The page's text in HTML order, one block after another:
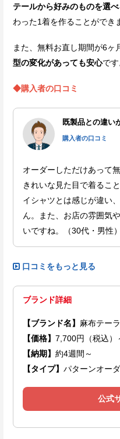
テールから好みのものを選べ
わった1着を作ることができ
また、無料お直し期間が6ヶ
型の変化があっても安心です
◆購入者の口コミ
既製品との違い
購入者の口コミ
オーダーしただけあって
きれいな見た目で着るこ
イシャツとは感じが違い
ん。また、お店の雰囲気
いですね。（30代・男性）
口コミをもっと見る
ブランド詳細
【ブランド名】 麻布テー
【価格】 7,700円（税込）
【納期】 約4週間～
【タイプ】 パターンオー
公式